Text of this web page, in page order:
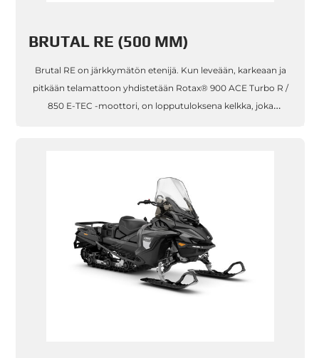
BRUTAL RE (500 MM)
Brutal RE on järkkymätön etenijä. Kun leveään, karkeaan ja
pitkään telamattoon yhdistetään Rotax® 900 ACE Turbo R /
850 E-TEC -moottori, on lopputuloksena kelkka, joka